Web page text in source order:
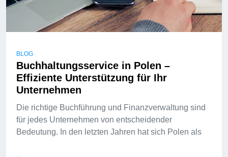
BLOG
Buchhaltungsservice in Polen –
Effiziente Unterstützung für Ihr
Unternehmen
Die richtige Buchführung und Finanzverwaltung sind
für jedes Unternehmen von entscheidender
Bedeutung. In den letzten Jahren hat sich Polen als